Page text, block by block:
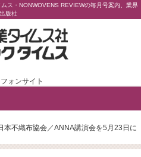
ス・NONWOVENS REVIEWの毎月号案内、業界
版社
ォンサイト
本不織布協会／ANNA講演会を5月23日に